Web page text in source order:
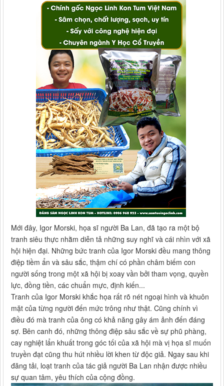
Mới đây, Igor Morski, họa sĩ người Ba Lan, đã tạo ra một bộ
tranh siêu thực nhằm diễn tả những suy nghĩ và cái nhìn với xã
hội hiện đại. Những bức tranh của Igor Morski đều mang thông
điệp tiềm ẩn và sâu sắc, thậm chí có phần châm biếm con
người sống trong một xã hội bị xoay vần bởi tham vọng, quyền
lực, đồng tiền, các chuẩn mực, định kiến...
Tranh của Igor Morski khắc họa rất rõ nét ngoại hình và khuôn
mặt của từng người đến mức trông như thật. Cũng chính vì
điều đó mà tranh của ông có khả năng gây ám ảnh đến đáng
sợ. Bên canh đó, những thông điệp sâu sắc về sự phũ phàng,
cay nghiệt lẩn khuất trong góc tối của xã hội mà vị họa sĩ muốn
truyền đạt cũng thu hút nhiều lời khen từ độc giả. Ngay sau khi
đăng tải, loạt tranh của tác giả người Ba Lan nhận được nhiều
sự quan tâm, yêu thích của cộng đồng.